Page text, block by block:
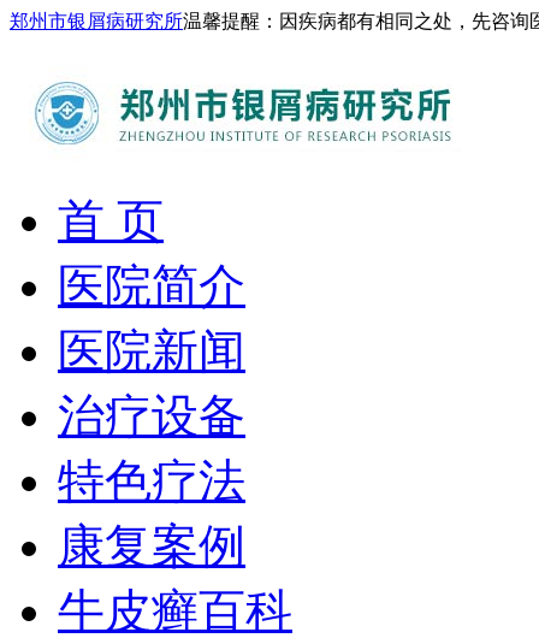
郑州市银屑病研究所温馨提醒：因疾病都有相同之处，先咨
首 页
医院简介
医院新闻
治疗设备
特色疗法
康复案例
牛皮癣百科